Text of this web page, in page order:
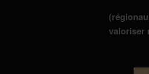
valoriser